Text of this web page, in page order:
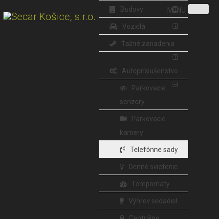
MENU
Budovy
Vozidlá
Ťažné zariadenia
Autopríslušenstvo
Parkovacie
senzory
Parkovacie
kamery
Telefónne sady
Denné svietenie
Tempomaty
Výhrev sedadiel